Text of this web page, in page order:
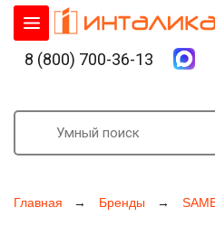
Главная Бренды
8 (800) 700-36-13